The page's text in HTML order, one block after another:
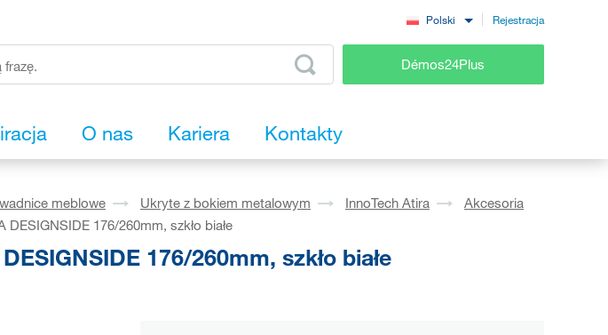
Polski Rejestracja
Démos24Plus
O nas Kariera Kontakty
meblowe Ukryte z bokiem metalowym InnoTech Atira
Akcesoria
DESIGNSIDE 176/260mm, szkło białe
176/260mm, szkło białe